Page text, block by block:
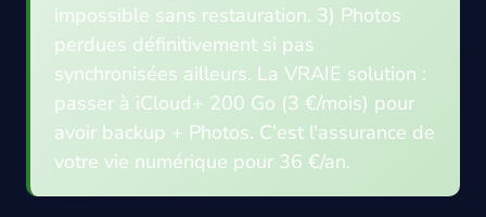
impossible sans restauration. 3) Photos
perdues définitivement si pas
synchronisées ailleurs. La VRAIE solution :
passer à iCloud+ 200 Go (3 €/mois) pour
avoir backup + Photos. C'est l'assurance de
votre vie numérique pour 36 €/an.